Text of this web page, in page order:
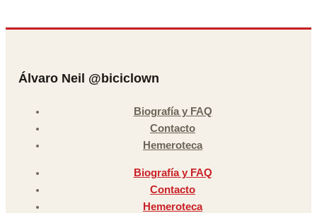
Álvaro Neil @biciclown
Biografía y FAQ
Contacto
Hemeroteca
Biografía y FAQ
Contacto
Hemeroteca